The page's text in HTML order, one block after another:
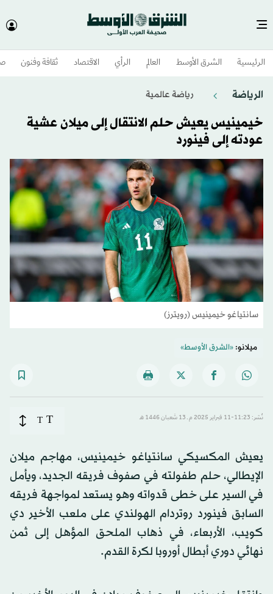
الرئيسية الشرق الأوسط​ العالم الرأي الاقتصاد ثقافة وفنون
الرياضة رياضة عالمية
خيمينيس يعيش حلم الانتقال إلى ميلان عشية
عودته إلى فينورد
سانتياغو خيمينيس (رويترز)
ميلانو:«الشرق الأوسط»
نُشر: 11:23-11 فبراير 2025 م ـ 13 شَعبان 1446 هـ T
T
يعيش المكسيكي سانتياغو خيمينيس، مهاجم ميلان
الإيطالي، حلم طفولته في صفوف فريقه الجديد، ويأمل
في السير على خطى قدواته وهو يستعد لمواجهة فريقه
السابق فينورد روتردام الهولندي على ملعب الأخير دي
كويب، الأربعاء، في ذهاب الملحق المؤهل إلى ثمن
نهائي دوري أبطال أوروبا لكرة القدم.